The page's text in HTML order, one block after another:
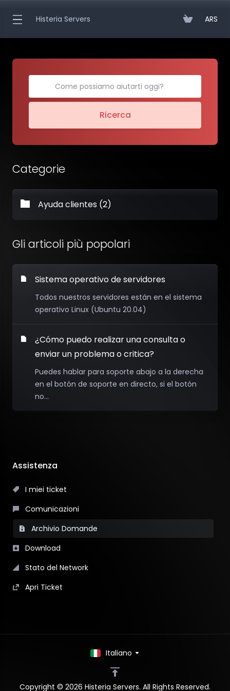
Histeria Servers ARS
Assistenza
I miei ticket
Comunicazioni
Archivio Domande
Download
Stato del Network
Apri Ticket
Ricerca
Categorie
Ayuda clientes (2)
Gli articoli più popolari
Sistema operativo de servidores
Todos nuestros servidores están en el sistema
operativo Linux (Ubuntu 20.04)
¿Cómo puedo realizar una consulta o
enviar un problema o critica?
Puedes hablar para soporte abajo a la derecha
en el botón de soporte en directo, si el botón
no...
Copyright © 2026 Histeria Servers. All Rights Reserved.
Italiano